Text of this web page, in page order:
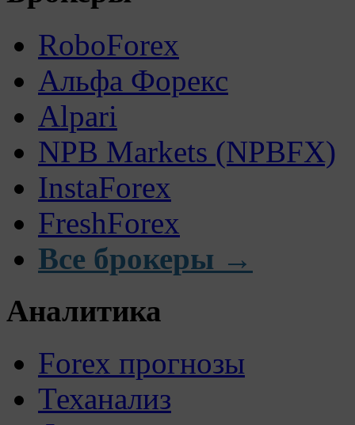
RoboForex
Альфа Форекс
Alpari
NPB Markets (NPBFX)
InstaForex
FreshForex
Все брокеры →
Аналитика
Forex прогнозы
Теханализ